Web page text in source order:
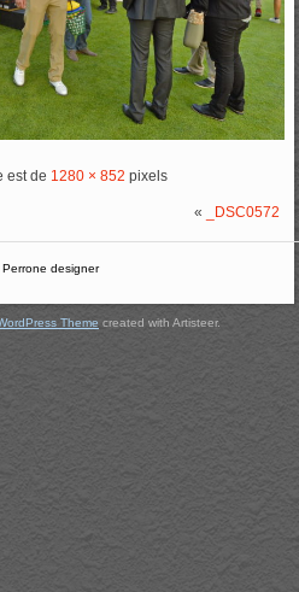
est de 1280 × 852 pixels
« _DSC0572
Perrone designer
Theme created with Artisteer.